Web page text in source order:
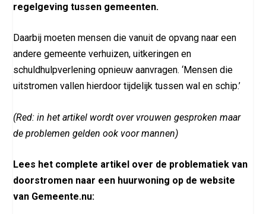
regelgeving tussen gemeenten.
Daarbij moeten mensen die vanuit de opvang naar een
andere gemeente verhuizen, uitkeringen en
schuldhulpverlening opnieuw aanvragen. ‘Mensen die
uitstromen vallen hierdoor tijdelijk tussen wal en schip.’
(Red: in het artikel wordt over vrouwen gesproken maar
de problemen gelden ook voor mannen)
Lees het complete artikel over de problematiek van
doorstromen naar een huurwoning op de website
van Gemeente.nu: